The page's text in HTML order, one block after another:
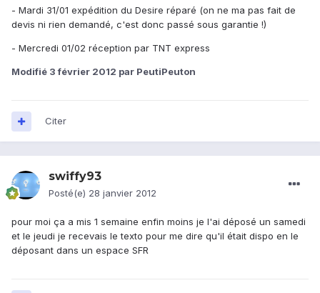
- Mardi 31/01 expédition du Desire réparé (on ne ma pas fait de
devis ni rien demandé, c'est donc passé sous garantie !)
- Mercredi 01/02 réception par TNT express
Modifié 3 février 2012 par PeutiPeuton
Citer
swiffy93
Posté(e) 28 janvier 2012
pour moi ça a mis 1 semaine enfin moins je l'ai déposé un samedi
et le jeudi je recevais le texto pour me dire qu'il était dispo en le
déposant dans un espace SFR